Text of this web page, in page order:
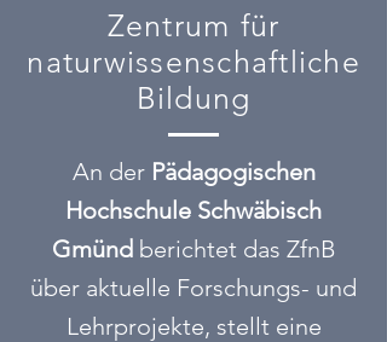
Zentrum für
naturwissenschaftliche
Bildung
An der Pädagogischen
Hochschule Schwäbisch
Gmünd berichtet das ZfnB
über aktuelle Forschungs- und
Lehrprojekte, stellt eine